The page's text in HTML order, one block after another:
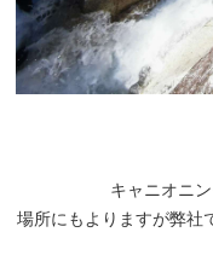
キャニオニ
場所にもよりますが弊社